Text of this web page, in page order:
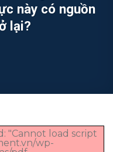
này có nguồn
lại?
"Cannot load script
wp-